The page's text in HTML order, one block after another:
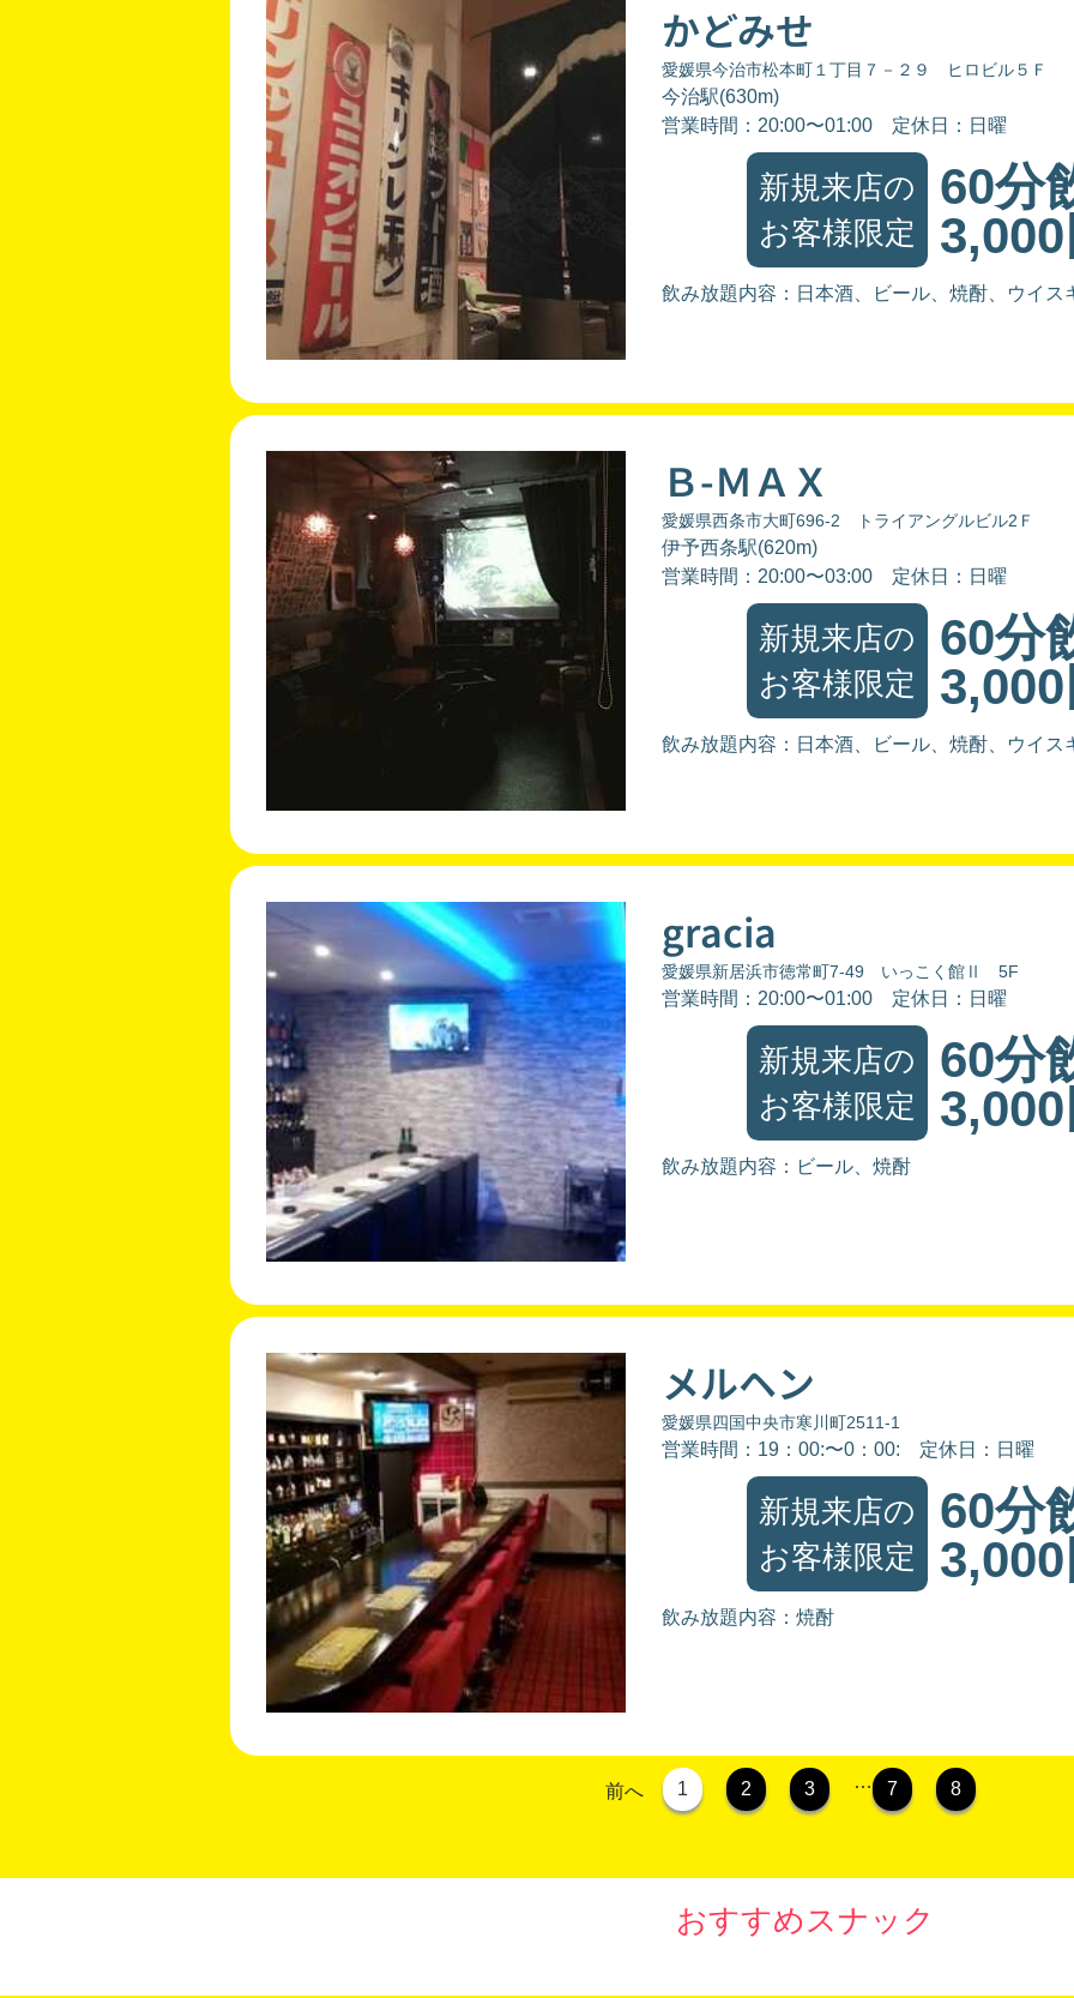
かどみせ
愛媛県今治市松本町１丁目７－２９ ヒロビル５Ｆ
今治駅(630m)
営業時間：20:00〜01:00
定休日：日曜
新規来店の
お客様限定
60分
飲み放題内容：日本酒、ビール、焼酎、ウイス
Ｂ-ＭＡＸ
愛媛県西条市大町696-2 トライアングルビル2Ｆ
伊予西条駅(620m)
営業時間：20:00〜03:00
定休日：日曜
新規来店の
お客様限定
60分
飲み放題内容：日本酒、ビール、焼酎、ウイス
gracia
愛媛県新居浜市徳常町7-49 いっこく館Ⅱ 5F
営業時間：20:00〜01:00 定休日：日曜
新規来店の
お客様限定
60分
飲み放題内容：ビール、焼酎
メルヘン
愛媛県四国中央市寒川町2511-1
営業時間：19：00:〜0：00: 定休日：日曜
新規来店の
お客様限定
60分
飲み放題内容：焼酎
前へ 1 2 3 … 7 8
おすすめスナック